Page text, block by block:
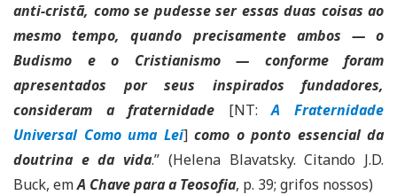
anti-cristã, como se pudesse ser essas duas coisas ao
mesmo tempo, quando precisamente ambos — o
Budismo e o Cristianismo — conforme foram
apresentados por seus inspirados fundadores,
consideram a fraternidade [NT:A Fraternidade
Universal Como uma Lei] como o ponto essencial da
doutrina e da vida.” (Helena Blavatsky. Citando J.D.
Buck, emA Chave para a Teosofia, p. 39; grifos nossos)